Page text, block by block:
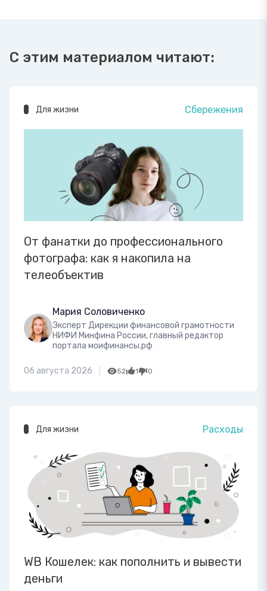
С этим материалом читают:
Для жизни Сбережения
От фанатки до профессионального
фотографа: как я накопила на
телеобъектив
Мария Соловиченко
Эксперт Дирекции финансовой грамотности
НИФИ Минфина России, главный редактор
портала моифинансы.рф
06 августа 2026 52 1 0
Для жизни Расходы
WB Кошелек: как пополнить и вывести
деньги